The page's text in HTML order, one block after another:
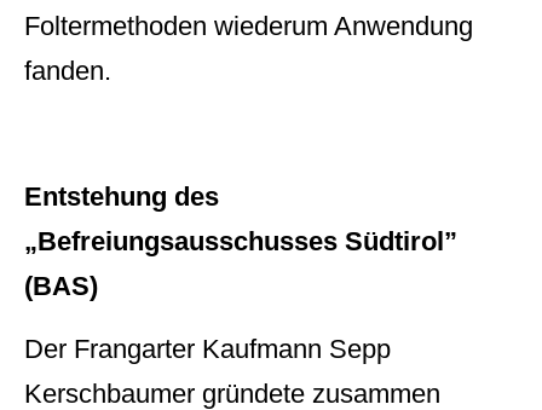
Foltermethoden wiederum Anwendung
fanden.
Entstehung des
„Befreiungsausschusses Südtirol”
(BAS)
Der Frangarter Kaufmann Sepp
Kerschbaumer gründete zusammen